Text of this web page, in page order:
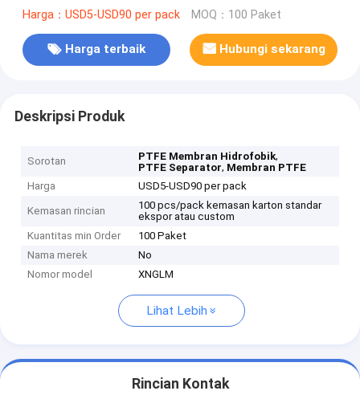
Harga：USD5-USD90 per pack MOQ：100 Paket
Harga terbaik Hubungi sekarang
Deskripsi Produk
Sorotan PTFE Membran Hidrofobik,
PTFE Separator, Membran PTFE
Harga
USD5-USD90 per pack
Kemasan rincian
100 pcs/pack kemasan karton standar
ekspor atau custom
Kuantitas min Order
100 Paket
Nama merek
No
Nomor model
XNGLM
Lihat Lebih
Rincian Kontak